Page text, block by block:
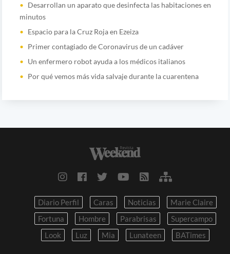
Desarrollan un aparato que desinfecta las habitaciones en
minutos
Espacio para la Cruz Roja en Ezeiza
Primer contagiado de Coronavirus de un cadáver
Un enfermero robot ayuda a los médicos italianos
Por qué vemos más vida salvaje durante la cuarentena
Diario Perfil Caras Noticias
Marie Claire
Fortuna
Hombre Parabrisas
Supercampo
Look
Luz Mia Lunateen BATimes